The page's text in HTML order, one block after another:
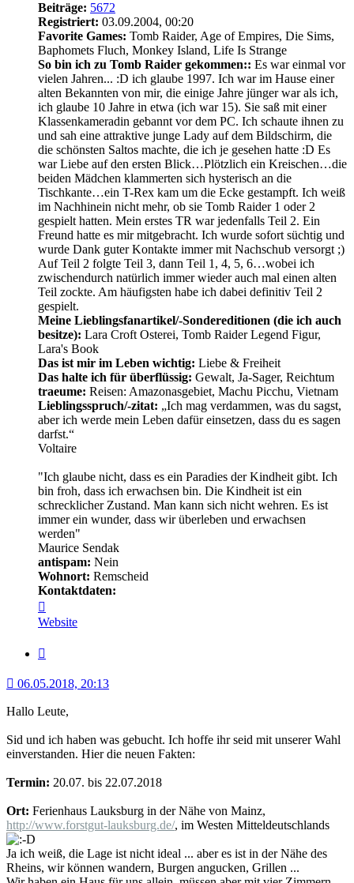
Beiträge: 5672
Registriert: 03.09.2004, 00:20
Favorite Games: Tomb Raider, Age of Empires, Die Sims,
Baphomets Fluch, Monkey Island, Life Is Strange
So bin ich zu Tomb Raider gekommen:: Es war einmal vor
vielen Jahren... :D ich glaube 1997. Ich war im Hause einer
alten Bekannten von mir, die einige Jahre jünger war als ich,
ich glaube 10 Jahre in etwa (ich war 15). Sie saß mit einer
Klassenkameradin gebannt vor dem PC. Ich schaute ihnen zu
und sah eine attraktive junge Lady auf dem Bildschirm, die
die schönsten Saltos machte, die ich je gesehen hatte :D Es
war Liebe auf den ersten Blick…Plötzlich ein Kreischen…die
beiden Mädchen klammerten sich hysterisch an die
Tischkante…ein T-Rex kam um die Ecke gestampft. Ich weiß
im Nachhinein nicht mehr, ob sie Tomb Raider 1 oder 2
gespielt hatten. Mein erstes TR war jedenfalls Teil 2. Ein
Freund hatte es mir mitgebracht. Ich wurde sofort süchtig und
wurde Dank guter Kontakte immer mit Nachschub versorgt ;)
Auf Teil 2 folgte Teil 3, dann Teil 1, 4, 5, 6…wobei ich
zwischendurch natürlich immer wieder auch mal einen alten
Teil zockte. Am häufigsten habe ich dabei definitiv Teil 2
gespielt.
Meine Lieblingsfanartikel/-Sondereditionen (die ich auch
besitze): Lara Croft Osterei, Tomb Raider Legend Figur,
Lara's Book
Das ist mir im Leben wichtig: Liebe & Freiheit
Das halte ich für überflüssig: Gewalt, Ja-Sager, Reichtum
traeume: Reisen: Amazonasgebiet, Machu Picchu, Vietnam
Lieblingsspruch/-zitat: „Ich mag verdammen, was du sagst,
aber ich werde mein Leben dafür einsetzen, dass du es sagen
darfst.“
Voltaire
"Ich glaube nicht, dass es ein Paradies der Kindheit gibt. Ich
bin froh, dass ich erwachsen bin. Die Kindheit ist ein
schrecklicher Zustand. Man kann sich nicht wehren. Es ist
immer ein wunder, dass wir überleben und erwachsen
werden"
Maurice Sendak
antispam: Nein
Wohnort: Remscheid
Kontaktdaten:
von
Minerva
Website
06.05.2018, 20:13
Hallo Leute,
Sid und ich haben was gebucht. Ich hoffe ihr seid mit unserer Wahl
einverstanden. Hier die neuen Fakten:
Termin: 20.07. bis 22.07.2018
Ort: Ferienhaus Lauksburg in der Nähe von Mainz,
http://www.forstgut-lauksburg.de/, im Westen Mitteldeutschlands
Ja ich weiß, die Lage ist nicht ideal ... aber es ist in der Nähe des
Rheins, wir können wandern, Burgen angucken, Grillen ...